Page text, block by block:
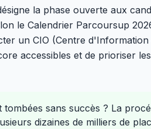
la phase ouverte aux
le Calendrier Parcoursup
un CIO (Centre
accessibles et de prioriser
sans succès ? La
dizaines de milliers de